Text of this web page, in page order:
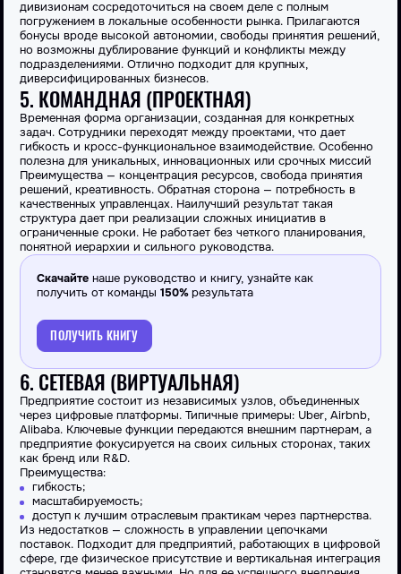
дивизионам сосредоточиться на своем деле с полным
погружением в локальные особенности рынка. Прилагаются
бонусы вроде высокой автономии, свободы принятия решений,
но возможны дублирование функций и конфликты между
подразделениями. Отлично подходит для крупных,
диверсифицированных бизнесов.
5. КОМАНДНАЯ (ПРОЕКТНАЯ)
Временная форма организации, созданная для конкретных
задач. Сотрудники переходят между проектами, что дает
гибкость и кросс-функциональное взаимодействие. Особенно
полезна для уникальных, инновационных или срочных миссий
Преимущества — концентрация ресурсов, свобода принятия
решений, креативность. Обратная сторона — потребность в
качественных управленцах. Наилучший результат такая
структура дает при реализации сложных инициатив в
ограниченные сроки. Не работает без четкого планирования,
понятной иерархии и сильного руководства.
Скачайте наше руководство и книгу, узнайте как
получить от команды 150%результата
ПОЛУЧИТЬ КНИГУ
6. СЕТЕВАЯ (ВИРТУАЛЬНАЯ)
Предприятие состоит из независимых узлов, объединенных
через цифровые платформы. Типичные примеры: Uber, Airbnb,
Alibaba. Ключевые функции передаются внешним партнерам, а
предприятие фокусируется на своих сильных сторонах, таких
как бренд или R&D.
Преимущества:
гибкость;
масштабируемость;
доступ к лучшим отраслевым практикам через партнерства.
Из недостатков — сложность в управлении цепочками
поставок. Подходит для предприятий, работающих в цифровой
сфере, где физическое присутствие и вертикальная интеграция